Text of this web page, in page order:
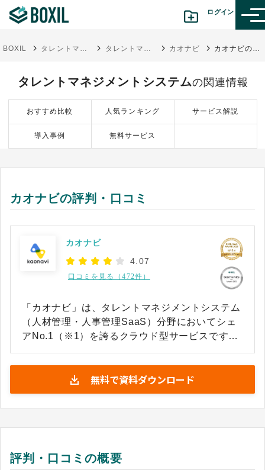
ログイン
診断から探す(β版)
記事から探す
BOXIL タレントマネジメントシステム比較25選 11月人気ランキングとおすすめ選び方 タレントマネジメントシステム カオナビ カオナビの評判・口コミ
タレントマネジメントシステムの関連情報
おすすめ比較 人気ランキング サービス解説
導入事例 無料サービス
カオナビの評判・口コミ
カオナビ
4.07
口コミを見る（472件）
「カオナビ」は、タレントマネジメントシステム
（人材管理・人事管理SaaS）分野においてシェ
アNo.1（※1）を誇るクラウド型サービスです。
上（※3）と、大手企業から中小企業まで幅広く
導入されている実績あるタレントマネジメントシ
ステムです。 従業員の顔写真・基本情報・評価・
スキル・経歴・労務・勤怠データなどの人材情報
用・意思決定を行える戦略人事の基盤を構築でき
ます。 ◆主な活用シーン ・人材情報の一元管理
無料で資料ダウンロード
評判・口コミの概要